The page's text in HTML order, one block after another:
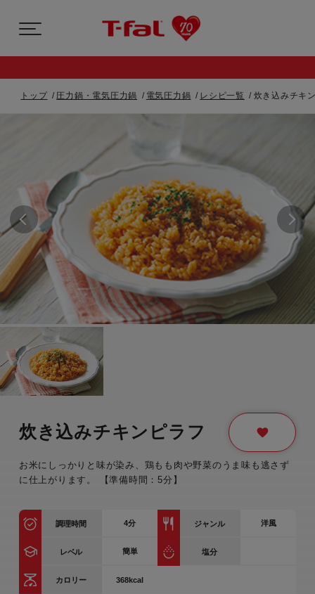
トップ 圧力鍋・電気圧力鍋 電気圧力鍋 レシピ一覧 炊き込みチキ
炊き込みチキンピラフ
お米にしっかりと味が染み、鶏もも肉や野菜のうま味も逃さず
に仕上がります。 【準備時間：5分】
調理時間 4分 ジャンル 洋風
レベル 簡単 塩分
カロリー 368kcal